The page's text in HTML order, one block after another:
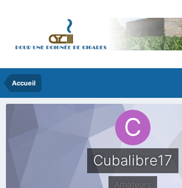
Accueil
Cubalibre17
Amateurs